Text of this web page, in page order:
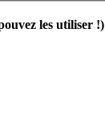
les utiliser !)